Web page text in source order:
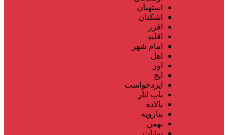
استهبان
اشکنان
افزر
اقلید
امام شهر
اهل
اوز
ایج
ایزدخواست
باب انار
بالاده
بنارویه
بهمن
بوانات